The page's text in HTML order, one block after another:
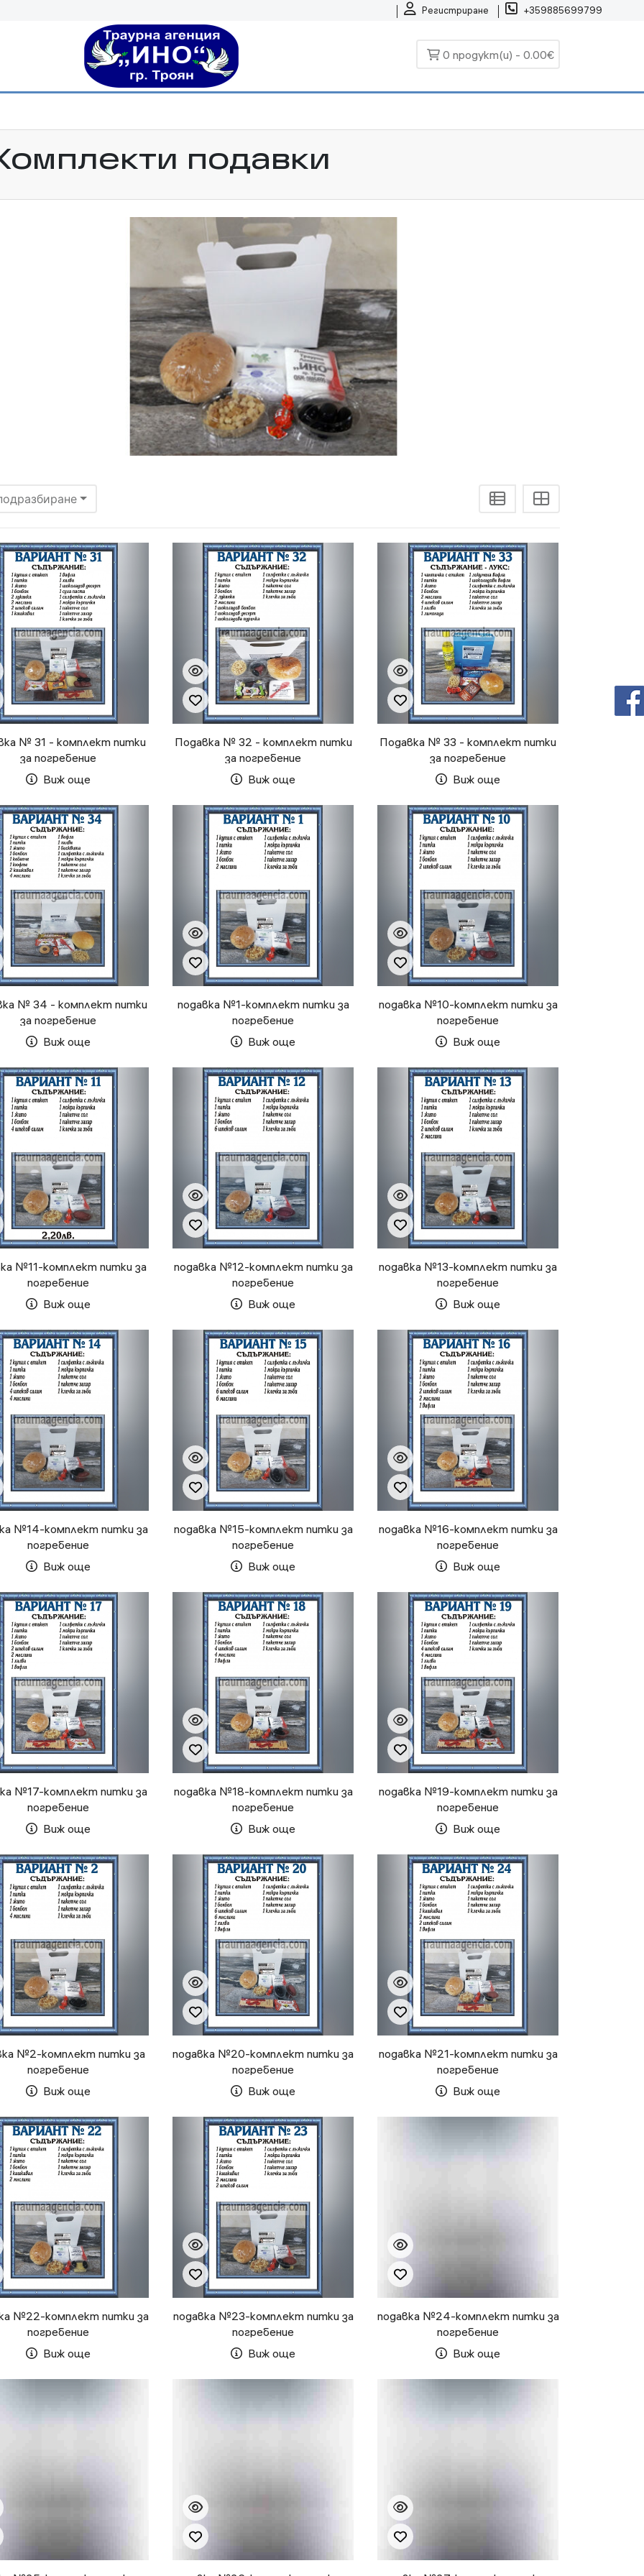
Регистриране +359885699799
0 продукт(и) - 0.00€
подавки
№ 31 - комплект питки
за погребение
Виж още
Подавка № 32 - комплект питки
за погребение
Виж още
Подавка № 33 - комплект питки
за погребение
Виж още
№ 34 - комплект питки
за погребение
Виж още
подавка №1-комплект питки за
погребение
Виж още
подавка №10-комплект питки за
погребение
Виж още
№11-комплект питки за
погребение
Виж още
подавка №12-комплект питки за
погребение
Виж още
подавка №13-комплект питки за
погребение
Виж още
№14-комплект питки за
погребение
Виж още
подавка №15-комплект питки за
погребение
Виж още
подавка №16-комплект питки за
погребение
Виж още
№17-комплект питки за
погребение
Виж още
подавка №18-комплект питки за
погребение
Виж още
подавка №19-комплект питки за
погребение
Виж още
№2-комплект питки за
погребение
Виж още
подавка №20-комплект питки за
погребение
Виж още
подавка №21-комплект питки за
погребение
Виж още
№22-комплект питки за
погребение
Виж още
подавка №23-комплект питки за
погребение
Виж още
подавка №24-комплект питки за
погребение
Виж още